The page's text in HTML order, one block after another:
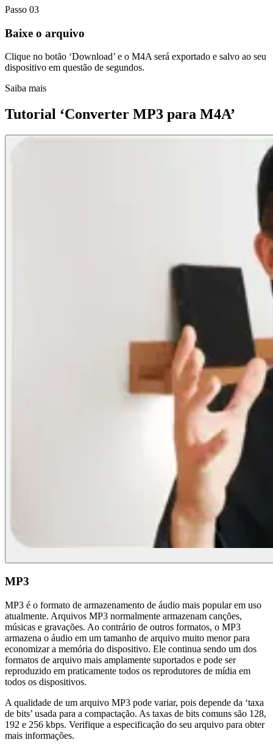
Passo 03
Baixe o arquivo
Clique no botão ‘Download’ e o M4A será exportado e salvo ao seu
dispositivo em questão de segundos.
Saiba mais
Tutorial ‘Converter MP3 para M4A’
MP3
MP3 é o formato de armazenamento de áudio mais popular em uso
atualmente. Arquivos MP3 normalmente armazenam canções,
músicas e gravações. Ao contrário de outros formatos, o MP3
armazena o áudio em um tamanho de arquivo muito menor para
economizar a memória do dispositivo. Ele continua sendo um dos
formatos de arquivo mais amplamente suportados e pode ser
reproduzido em praticamente todos os reprodutores de mídia em
todos os dispositivos.
A qualidade de um arquivo MP3 pode variar, pois depende da ‘taxa
de bits’ usada para a compactação. As taxas de bits comuns são 128,
192 e 256 kbps. Verifique a especificação do seu arquivo para obter
mais informações.